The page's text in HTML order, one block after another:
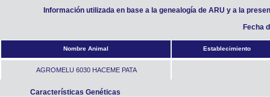
Información utilizada en base a la genealogía de ARU y a la
Fecha
Nombre Animal Establecimiento
AGROMELU 6030 HACEME PATA
Características Genéticas